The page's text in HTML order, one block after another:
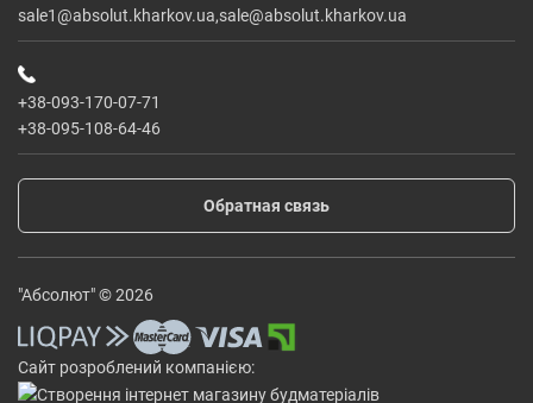
sale1@absolut.kharkov.ua,sale@absolut.kharkov.ua
+38-093-170-07-71
+38-095-108-64-46
Обратная связь
Сайт розроблений компанією:
"Абсолют" © 2026